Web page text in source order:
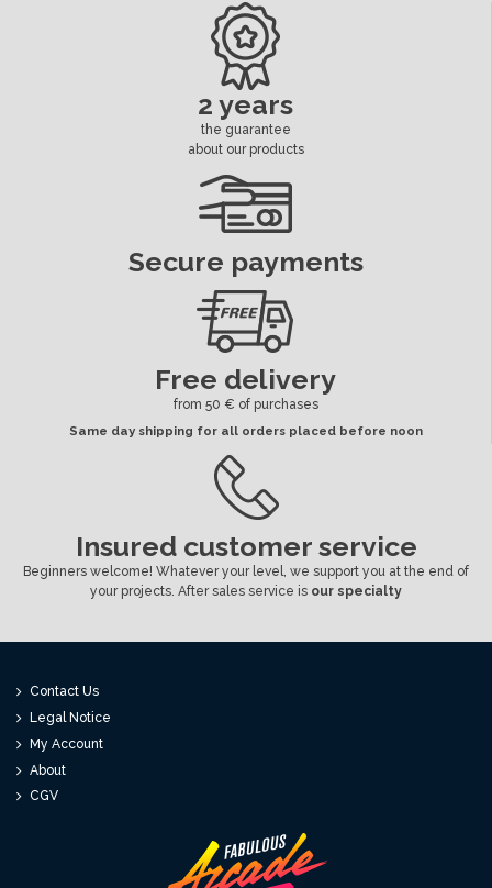
2 years
the guarantee
about our products
Secure payments
Free delivery
from 50 € of purchases
Same day shipping for all orders placed before noon
Insured customer service
Beginners welcome! Whatever your level, we support you at the end of
your projects. After sales service is our specialty
Contact Us
Legal Notice
My Account
About
CGV